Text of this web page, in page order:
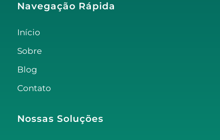
Navegação Rápida
Início
Sobre
Blog
Contato
Nossas Soluções